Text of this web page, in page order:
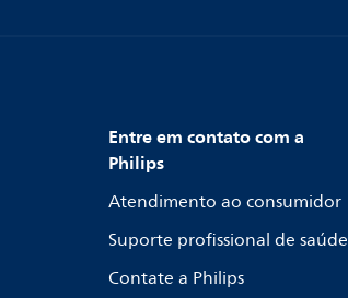
Entre em contato com a
Philips
Atendimento ao consumidor
Suporte profissional de saúde
Contate a Philips